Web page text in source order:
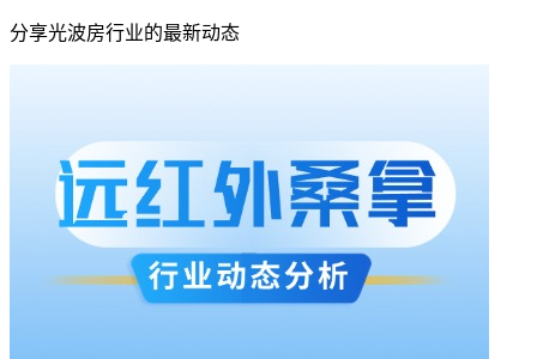
分享光波房行业的最新动态